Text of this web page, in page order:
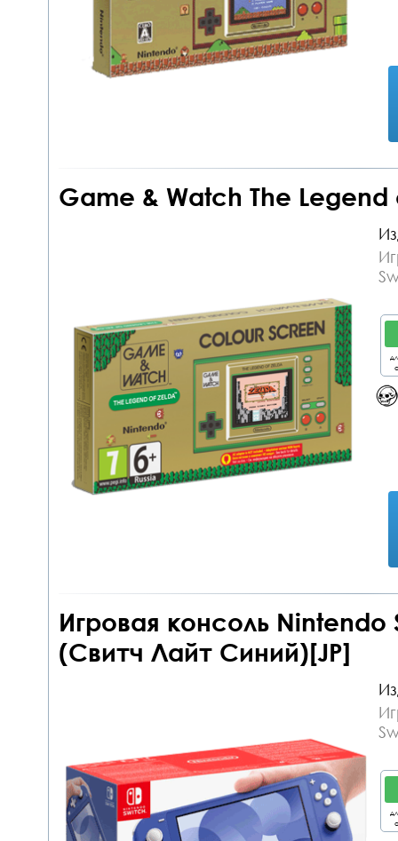
Game & Watch The Legend
Игровая консоль Nintendo
(Свитч Лайт Синий)[JP]